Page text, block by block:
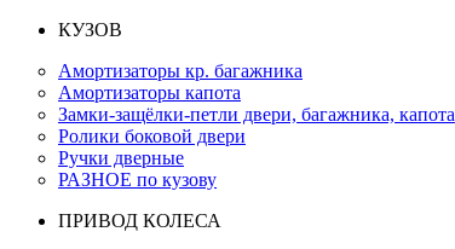
КУЗОВ
Амортизаторы кр. багажника
Амортизаторы капота
Замки-защёлки-петли двери, багажника, капота
Ролики боковой двери
Ручки дверные
РАЗНОЕ по кузову
ПРИВОД КОЛЕСА